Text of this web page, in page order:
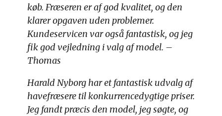
køb. Fræseren er af god kvalitet, og den
klarer opgaven uden problemer.
Kundeservicen var også fantastisk, og jeg
fik god vejledning i valg af model. –
Thomas
Harald Nyborg har et fantastisk udvalg af
havefræsere til konkurrencedygtige priser.
Jeg fandt præcis den model, jeg søgte, og